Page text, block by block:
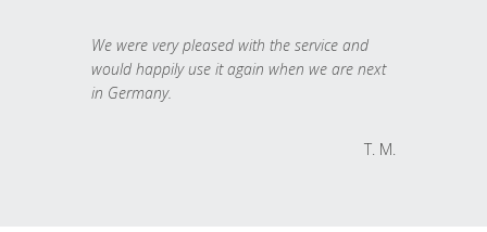
We were very pleased with the service and
would happily use it again when we are next
in Germany.
T. M.